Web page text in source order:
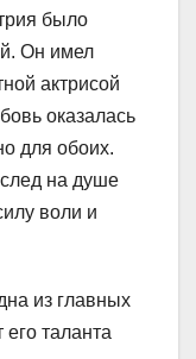
было
Он имел
актрисой
оказалась
для обоих.
на душе
воли и
из главных
его таланта